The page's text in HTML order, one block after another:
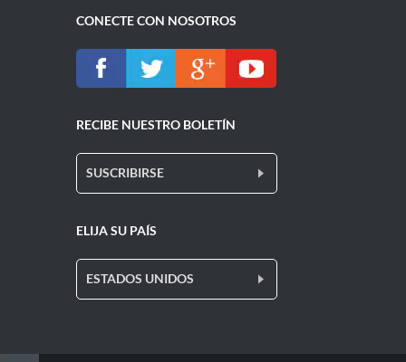
CONECTE CON NOSOTROS
RECIBE NUESTRO BOLETÍN
SUSCRIBIRSE
ELIJA SU PAÍS
ESTADOS UNIDOS